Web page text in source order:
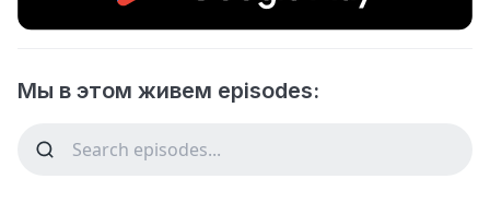
Мы в этом живем episodes: